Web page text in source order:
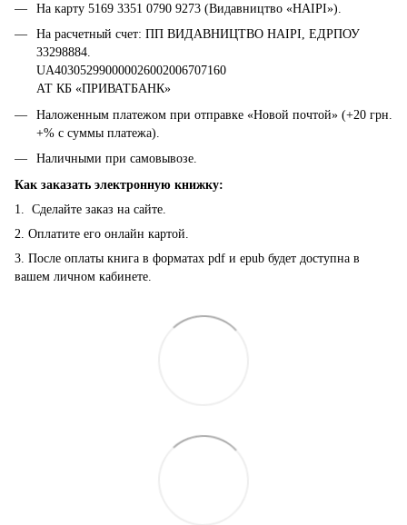
На карту 5169 3351 0790 9273 (Видавництво «НАІРІ»).
На расчетный счет: ПП ВИДАВНИЦТВО НАІРІ, ЕДРПОУ
33298884.
UA403052990000026002006707160
АТ КБ «ПРИВАТБАНК»
Наложенным платежом при отправке «Новой почтой» (+20 грн.
+% с суммы платежа).
Наличными при самовывозе.
Как заказать электронную книжку:
1. Сделайте заказ на сайте.
2. Оплатите его онлайн картой.
3. После оплаты книга в форматах pdf и epub будет доступна в
вашем личном кабинете.